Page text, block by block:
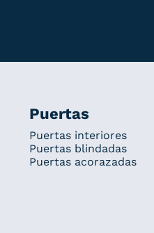
Puertas
Puertas interiores
Puertas blindadas
Puertas acorazadas